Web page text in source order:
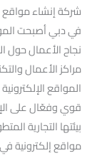
شركة إنشاء مواقع
في دبي أصبحت
نجاح الأعمال حول
مراكز الأعمال
المواقع
قوي وفعّال على
بيئتها التجارية
مواقع إلكترونية